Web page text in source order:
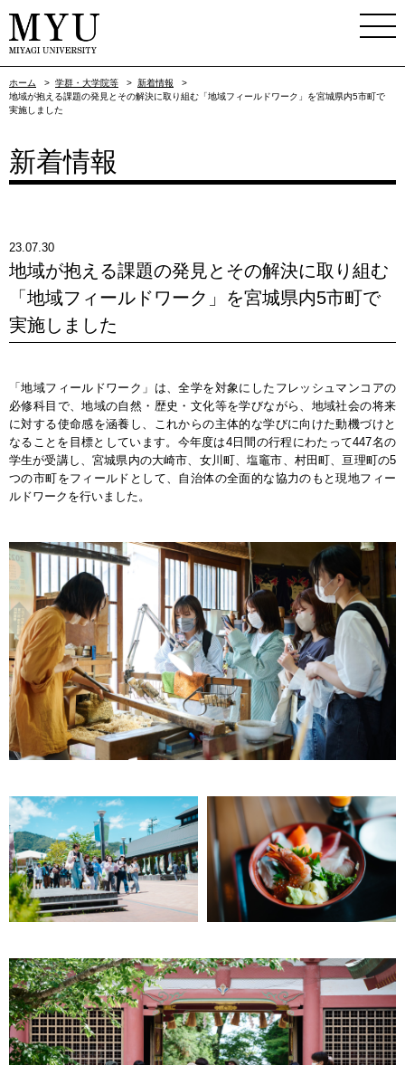
ホーム > 学群・大学院等 > 新着情報
>
地域が抱える課題の発見とその解決に取り組む「地域フィールドワーク」を宮城県内5市町で
実施しました
新着情報
23.07.30
地域が抱える課題の発見とその解決に取り組む
「地域フィールドワーク」を宮城県内5市町で
実施しました
「地域フィールドワーク」は、全学を対象にしたフレッシュマンコアの
必修科目で、地域の自然・歴史・文化等を学びながら、地域社会の将来
に対する使命感を涵養し、これからの主体的な学びに向けた動機づけと
なることを目標としています。今年度は4日間の行程にわたって447名の
学生が受講し、宮城県内の大崎市、女川町、塩竈市、村田町、亘理町の5
つの市町をフィールドとして、自治体の全面的な協力のもと現地フィー
ルドワークを行いました。